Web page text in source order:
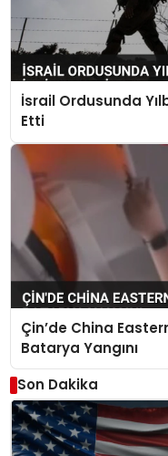
İsrail Ordusunda
Etti
Çin’de China
Batarya Yangını
Son Dakika